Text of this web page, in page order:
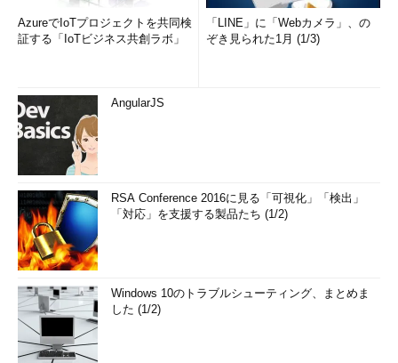
AzureでIoTプロジェクトを共同検
証する「IoTビジネス共創ラボ」
「LINE」に「Webカメラ」、の
ぞき見られた1月 (1/3)
AngularJS
RSA Conference 2016に見る「可視化」「検出」
「対応」を支援する製品たち (1/2)
Windows 10のトラブルシューティング、まとめま
した (1/2)